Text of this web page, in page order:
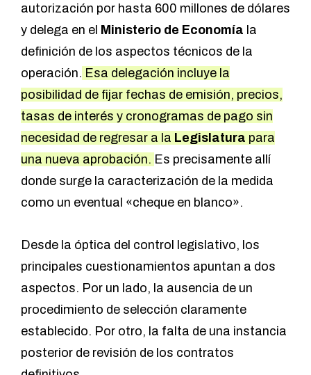
autorización por hasta 600 millones de dólares
y delega en el Ministerio de Economía la
definición de los aspectos técnicos de la
operación. Esa delegación incluye la
posibilidad de fijar fechas de emisión, precios,
tasas de interés y cronogramas de pago sin
necesidad de regresar a la Legislatura para
una nueva aprobación. Es precisamente allí
donde surge la caracterización de la medida
como un eventual «cheque en blanco».
Desde la óptica del control legislativo, los
principales cuestionamientos apuntan a dos
aspectos. Por un lado, la ausencia de un
procedimiento de selección claramente
establecido. Por otro, la falta de una instancia
posterior de revisión de los contratos